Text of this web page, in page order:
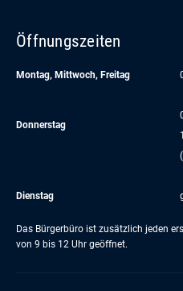
Öffnungszeiten
Montag, Mittwoch, Freitag
Donnerstag
Dienstag
Das Bürgerbüro ist zusätzlich jeden
von 9 bis 12 Uhr geöffnet.